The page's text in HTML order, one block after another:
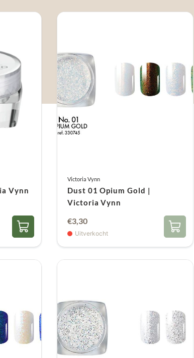
Vynn
Victoria Vynn
Dust 01 Opium Gold |
Victoria Vynn
€3,30
Uitverkocht